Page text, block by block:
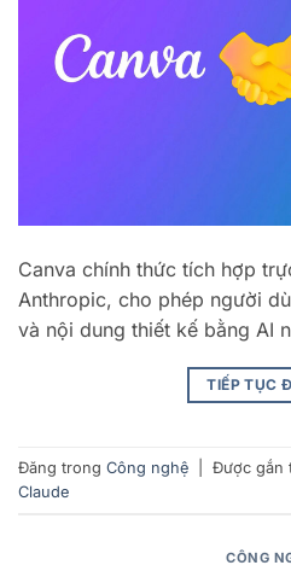
Canva chính thức tích hợp
Anthropic, cho phép người
và nội dung thiết kế bằng AI
TIẾP TỤC
Đăng trong Công nghệ Được gắn
Claude
CÔNG